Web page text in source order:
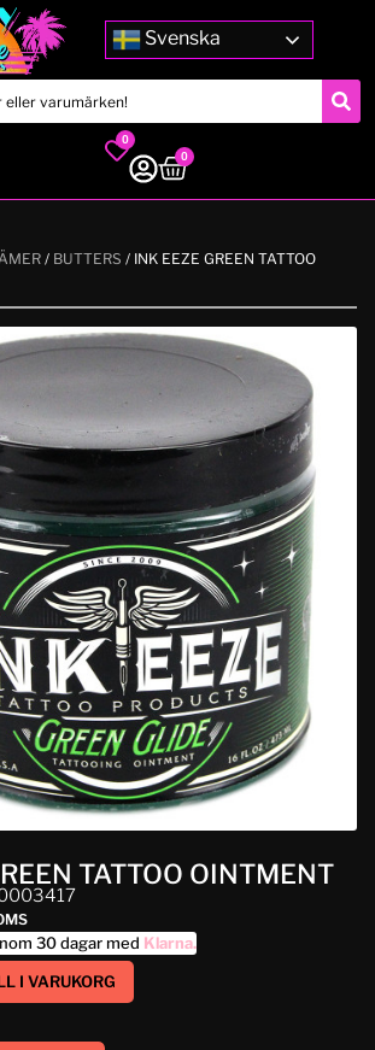
Svenska
0
0
/ BUTTERS / INK EEZE GREEN TATTOO
TATTOO OINTMENT
30 dagar med Klarna.
I VARUKORG